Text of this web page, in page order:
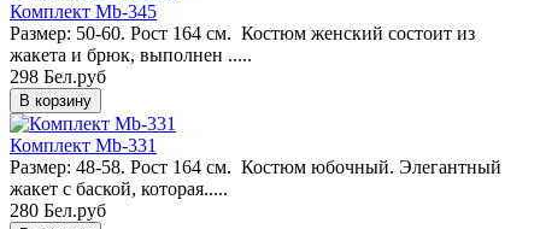
Комплект Mb-345
Размер: 50-60. Рост 164 см. Костюм женский состоит из
жакета и брюк, выполнен .....
298 Бел.руб
Комплект Mb-331
Размер: 48-58. Рост 164 см. Костюм юбочный. Элегантный
жакет с баской, которая.....
280 Бел.руб